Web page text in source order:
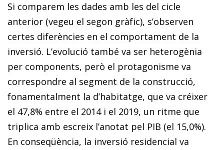
Si comparem les dades amb les del cicle
anterior (vegeu el segon gràfic), s’observen
certes diferències en el comportament de la
inversió. L’evolució també va ser heterogènia
per components, però el protagonisme va
correspondre al segment de la construcció,
fonamentalment la d’habitatge, que va créixer
el 47,8% entre el 2014 i el 2019, un ritme que
triplica amb escreix l’anotat pel PIB (el 15,0%).
En conseqüència, la inversió residencial va